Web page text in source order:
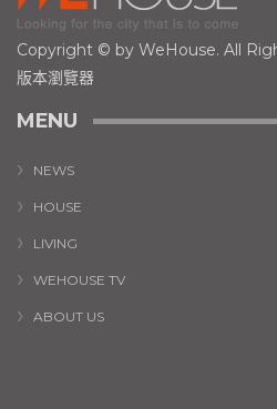
Copyright © by WeHouse. All
版本瀏覽器
MENU
NEWS
HOUSE
LIVING
WEHOUSE TV
ABOUT US